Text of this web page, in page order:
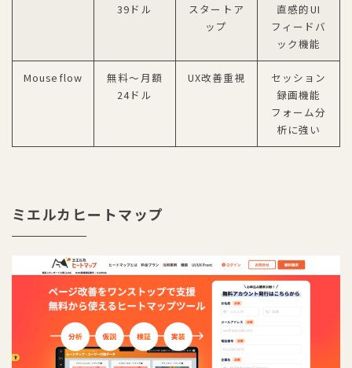
39ドル
スタートア
ップ
直感的UI
フィードバ
ック機能
Mouseflow
無料〜月額
24ドル
UX改善重視
セッション
録画機能
フォーム分
析に強い
ミエルカヒートマップ